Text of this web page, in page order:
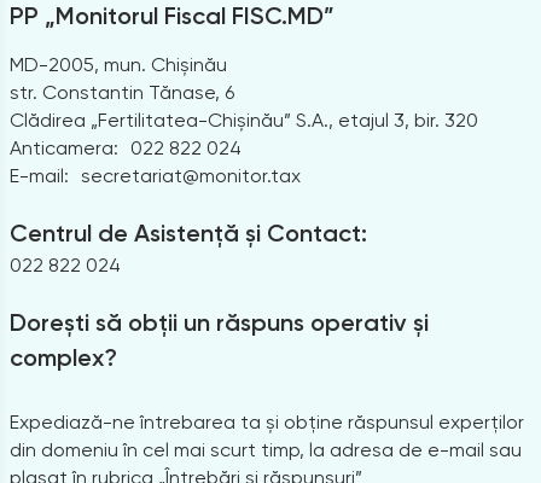
PP „Monitorul Fiscal FISC.MD”
MD-2005, mun. Chișinău
str. Constantin Tănase, 6
Clădirea „Fertilitatea-Chișinău” S.A., etajul 3, bir. 320
Anticamera:
022 822 024
E-mail: secretariat@monitor.tax
Centrul de Asistență și Contact:
022 822 024
Dorești să obții un răspuns operativ și
complex?
Expediază-ne întrebarea ta și obține răspunsul experților
din domeniu în cel mai scurt timp, la adresa de e-mail sau
plasat în rubrica „Întrebări și răspunsuri”